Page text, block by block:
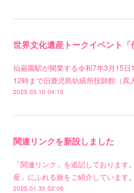
仙巌園駅が開業する令和7年3月15日
12時まで旧鹿児島紡績所技師館（
2025.03.10 04:15
関連リンクを新設しました
「関連リンク」を追記しておりま
産」にふれる旅をご紹介していま
2025.01.30 02:06